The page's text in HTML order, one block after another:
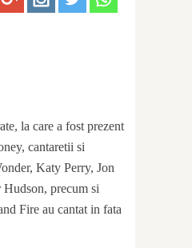
la care a fost prezent
cantaretii si
Katy Perry, Jon
precum si
Fire au cantat in fata